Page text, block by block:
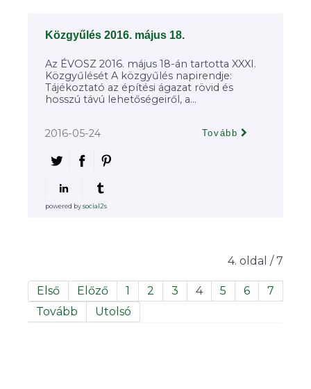
Közgyűlés 2016. május 18.
Az ÉVOSZ 2016. május 18-án tartotta XXXI.
Közgyűlését A közgyűlés napirendje:
Tájékoztató az építési ágazat rövid és
hosszú távú lehetőségeiről, a...
2016-05-24 Tovább
powered bysocial2s
4. oldal / 7
Első Előző 1 2 3 4 5 6
7
Tovább
Utolsó